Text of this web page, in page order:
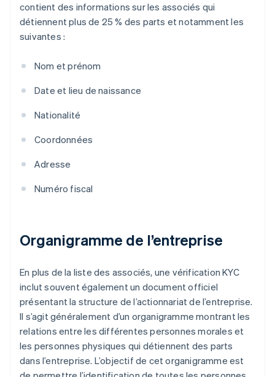
contient des informations sur les associés qui
détiennent plus de 25 % des parts et notamment les
suivantes :
Nom et prénom
Date et lieu de naissance
Nationalité
Coordonnées
Adresse
Numéro fiscal
Organigramme de l’entreprise
En plus de la liste des associés, une vérification KYC
inclut souvent également un document officiel
présentant la structure de l’actionnariat de l’entreprise.
Il s’agit généralement d’un organigramme montrant les
relations entre les différentes personnes morales et
les personnes physiques qui détiennent des parts
dans l’entreprise. L’objectif de cet organigramme est